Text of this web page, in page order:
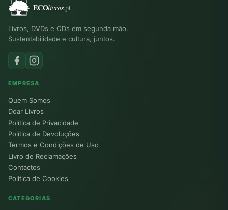
Livros, DVDs e CDs em segunda mão.
Sustentabilidade e cultura, juntos.
EMPRESA
Quem Somos
Doar Livros
Política de Privacidade
Política de Devoluções
Termos e Condições de Uso
Livro de Reclamações
Contactos
Política de Cookies
CATEGORIAS